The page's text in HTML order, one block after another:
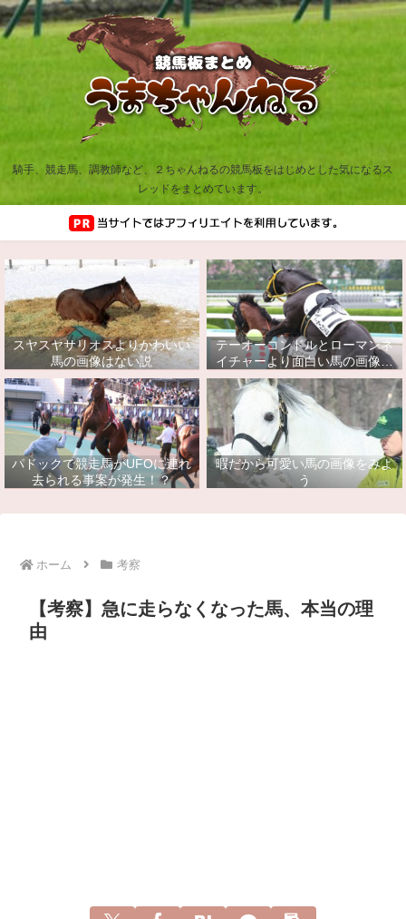
騎手、競走馬、調教師など、２ちゃんねるの競馬板をはじめとした気になるス
レッドをまとめています。
スヤスヤサリオスよりかわいい
馬の画像はない説
テーオーコンドルとローマンネ
イチャーより面白い馬の画像っ
てあるの？
パドックで競走馬がUFOに連れ
去られる事案が発生！？
暇だから可愛い馬の画像をみよ
う
ホーム 考察
【考察】急に走らなくなった馬、本当の理
由